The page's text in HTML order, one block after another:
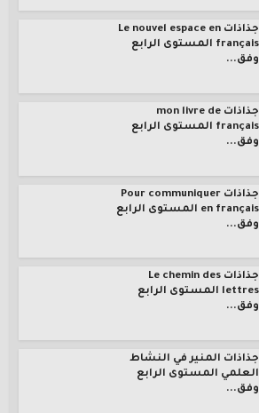
جذاذات Le nouvel espace en
français المستوى الرابع
وفق...
جذاذات mon livre de
français المستوى الرابع
وفق...
جذاذات Pour communiquer
en français المستوى الرابع
وفق...
جذاذات Le chemin des
lettres المستوى الرابع
وفق...
جذاذات المنير في النشاط
العلمي المستوى الرابع
وفق...